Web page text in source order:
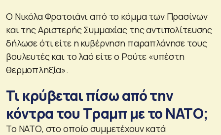
Ο Νικόλα Φρατοιάνι από το κόμμα των Πρασίνων
και της Αριστερής Συμμαχίας της αντιπολίτευσης
δήλωσε ότι είτε η κυβέρνηση παραπλάνησε τους
βουλευτές και το λαό είτε ο Ρούτε «υπέστη
θερμοπληξία».
Τι κρύβεται πίσω από την
κόντρα του Τραμπ με το ΝΑΤΟ;
Το ΝΑΤΟ, στο οποίο συμμετέχουν κατά